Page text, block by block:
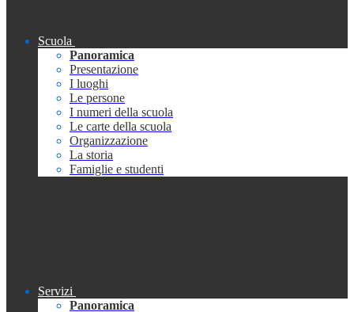
Scuola
Panoramica
Presentazione
I luoghi
Le persone
I numeri della scuola
Le carte della scuola
Organizzazione
La storia
Famiglie e studenti
Servizi
Panoramica